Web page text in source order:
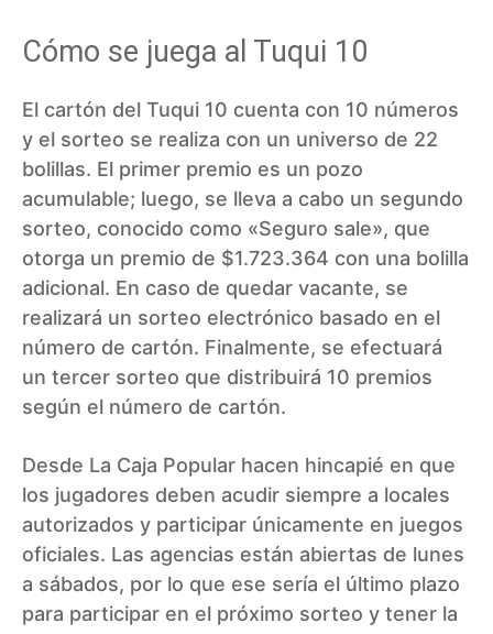
Cómo se juega al Tuqui 10
El cartón del Tuqui 10 cuenta con 10 números
y el sorteo se realiza con un universo de 22
bolillas. El primer premio es un pozo
acumulable; luego, se lleva a cabo un segundo
sorteo, conocido como «Seguro sale», que
otorga un premio de $1.723.364 con una bolilla
adicional. En caso de quedar vacante, se
realizará un sorteo electrónico basado en el
número de cartón. Finalmente, se efectuará
un tercer sorteo que distribuirá 10 premios
según el número de cartón.
Desde La Caja Popular hacen hincapié en que
los jugadores deben acudir siempre a locales
autorizados y participar únicamente en juegos
oficiales. Las agencias están abiertas de lunes
a sábados, por lo que ese sería el último plazo
para participar en el próximo sorteo y tener la